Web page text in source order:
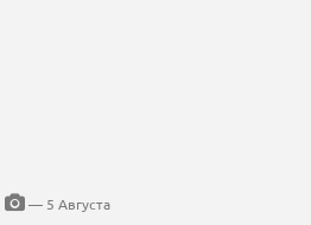
— 5 Августа